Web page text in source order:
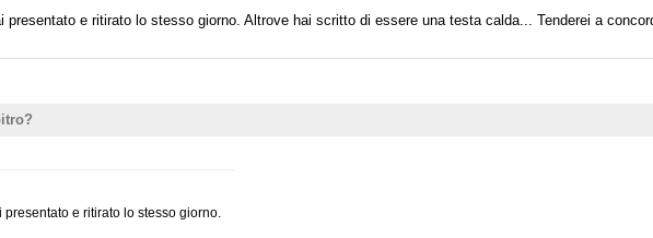
e ritirato lo stesso giorno. Altrove hai scritto di essere una testa calda... Tenderei a
e ritirato lo stesso giorno.